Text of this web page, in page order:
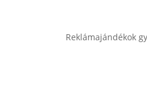
Reklámajándékok